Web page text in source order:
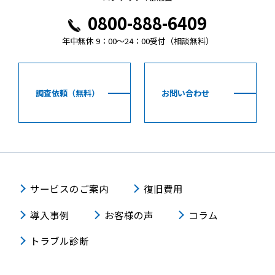
0800-888-6409
年中無休 9：00～24：00受付（相談無料）
調査依頼（無料） お問い合わせ
サービスのご案内
復旧費用
導入事例
お客様の声
コラム
トラブル診断